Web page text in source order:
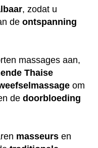
, zodat u
de ontspanning
massages aan,
Thaise
om
de doorbloeding
masseurs en